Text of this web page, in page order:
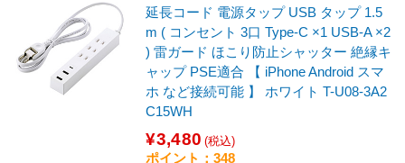
延長コード 電源タップ USB タップ 1.5
m ( コンセント 3口 Type-C ×1 USB-A ×2
) 雷ガード ほこり防止シャッター 絶縁キ
ャップ PSE適合 【 iPhone Android スマ
ホ など接続可能 】 ホワイト T-U08-3A2
C15WH
¥3,480 (税込)
ポイント：348